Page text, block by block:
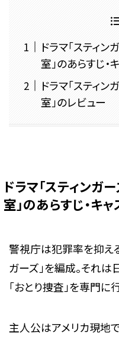
ドラマ「スティ
室」のあらすじ・
ドラマ「スティ
室」のレビュー
ドラマ「スティンガ
室」のあらすじ・キャ
警視庁は犯罪率を抑え
ガーズ」を編成。それ
「おとり捜査」を専門に
主人公はアメリカ現地